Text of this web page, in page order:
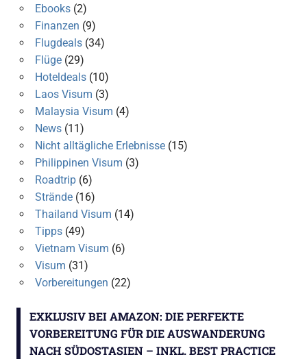
Ebooks(2)
Finanzen (9)
Flugdeals(34)
Flüge(29)
Hoteldeals(10)
Laos Visum (3)
Malaysia Visum (4)
News(11)
Nicht alltägliche Erlebnisse(15)
Philippinen Visum (3)
Roadtrip(6)
Strände(16)
Thailand Visum (14)
Tipps(49)
Vietnam Visum (6)
Visum (31)
Vorbereitungen (22)
EXKLUSIV BEI AMAZON: DIE PERFEKTE
VORBEREITUNG FÜR DIE AUSWANDERUNG
NACH SÜDOSTASIEN – INKL. BEST PRACTICE